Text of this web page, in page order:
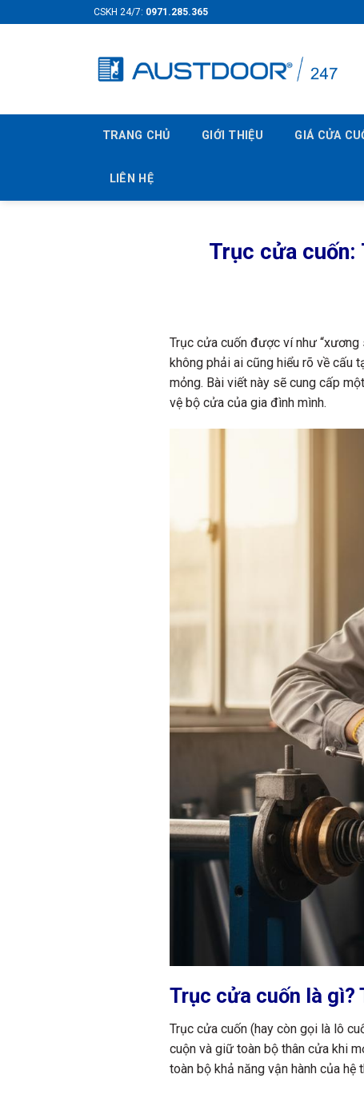
to
CSKH 24/7: 0971.285.365
TRANG CHỦ GIỚI THIỆU GIÁ CỬA
LIÊN HỆ
Trục cửa
Trục cửa cuốn được ví như “xương
không phải ai cũng hiểu rõ về cấu
mỏng. Bài viết này sẽ cung cấp
vệ bộ cửa của gia đình mình.
Trục cửa cuốn là gì?
Trục cửa cuốn (hay còn gọi là lô
cuộn và giữ toàn bộ thân cửa khi
toàn bộ khả năng vận hành của hệ